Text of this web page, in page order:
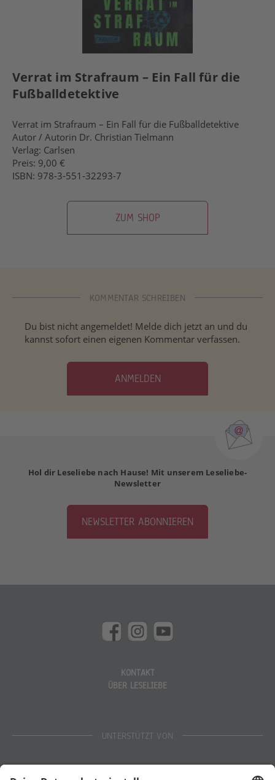
Verrat im Strafraum – Ein Fall für die
Fußballdetektive
Verrat im Strafraum – Ein Fall für die Fußballdetektive
Autor / Autorin Dr. Christian Tielmann
Verlag: Carlsen
Preis: 9,00 €
ISBN: 978-3-551-32293-7
ZUM SHOP
KOMMENTAR SCHREIBEN
Du bist nicht angemeldet! Melde dich jetzt an und du
kannst sofort einen eigenen Kommentar verfassen.
ANMELDEN
Hol dir Leseliebe nach Hause! Mit unserem Leseliebe-
Newsletter
NEWSLETTER ABONNIEREN
KONTAKT
ÜBER LESELIEBE
UNTERSTÜTZT VON